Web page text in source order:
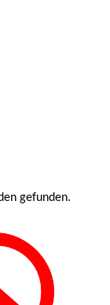
gefunden.